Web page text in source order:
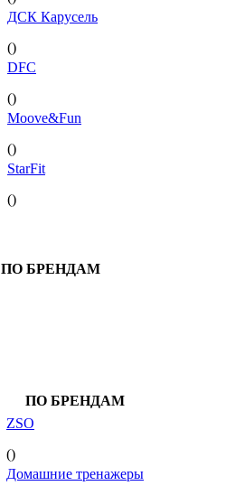
ДСК Карусель
()
DFC
()
Moove&Fun
()
StarFit
()
ПО БРЕНДАМ
ПО БРЕНДАМ
ZSO
()
Домашние тренажеры